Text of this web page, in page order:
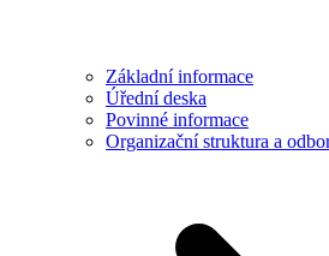
Základní informace
Úřední deska
Povinné informace
Organizační struktura a